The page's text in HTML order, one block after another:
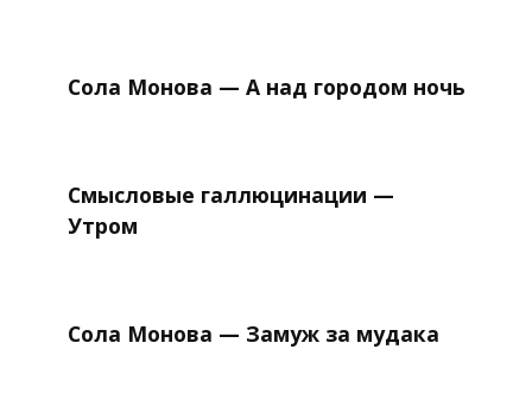
Сола Монова — А над городом ночь
Смысловые галлюцинации —
Утром
Сола Монова — Замуж за мудака